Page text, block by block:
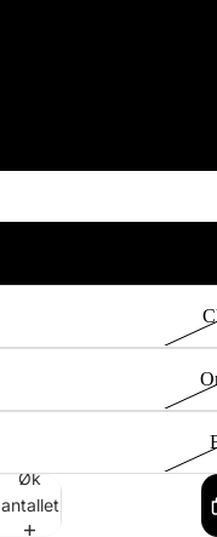
Øk
antallet